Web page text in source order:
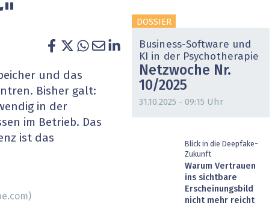
Software
wird digital
Cybersecurity
IT for Gov
Cloud & Managed Services
IT for Health
Artificial Intelligence
Fintech & Insurtech
Best of Swiss Software
und das
Bisher galt:
in der
im Betrieb. Das
ist das
DOSSIER
Business-Software und
KI in der Psychotherapie
Netzwoche Nr.
10/2025
31.10.2025 - 09:15 Uhr
Blick in die Deepfake-
Zukunft
Warum Vertrauen
ins sichtbare
Erscheinungsbild
nicht mehr reicht